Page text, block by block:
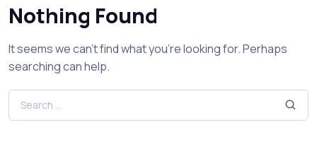
Nothing Found
It seems we can’t find what you’re looking for. Perhaps
searching can help.